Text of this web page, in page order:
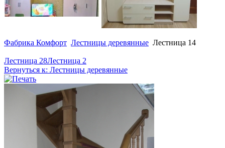
Фабрика Комфорт Лестницы деревянные Лестница 14
Лестница 28Лестница 2
Вернуться к: Лестницы деревянные